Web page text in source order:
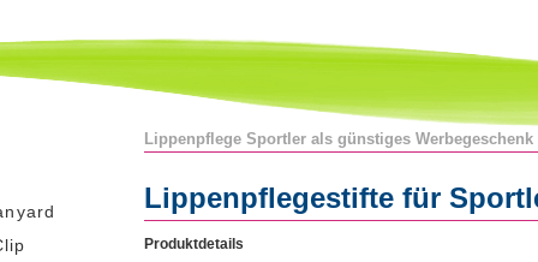
Lippenpflege Sportler als günstiges Werbegeschenk
Lippenpflegestifte für
Produktdetails